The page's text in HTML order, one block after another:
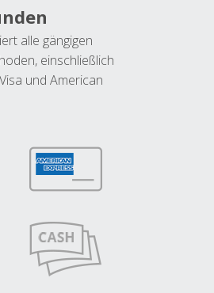
alle gängigen
einschließlich
und American